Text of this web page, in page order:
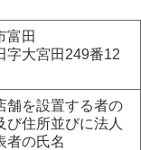
富田
字大宮田249番12
舗を設置する者の
び住所並びに法人
者の氏名